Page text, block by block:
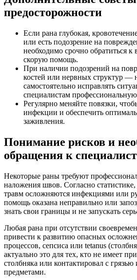
предосторожности
Если рана глубокая,
или есть подозрение на
необходимо срочно обратиться к
скорую помощь.
При наличии подозрений на
костей или нервных структур —
самостоятельно исправлять
специалистам
Регулярно меняйте повязки,
инфекции и обеспечить
заживления.
Понимание рисков и
обращения к
Некоторые раны требуют
наложения швов. Согласно
травм осложняются инфекциями или
помощь оказана неправильно или
знать свои границы и не запускать
Любая рана при отсутствии
привести к развитию опасных
процессов, сепсиса или tetanus
актуально это для тех, кто не имеет
столбняка или контактировал с
предметами.